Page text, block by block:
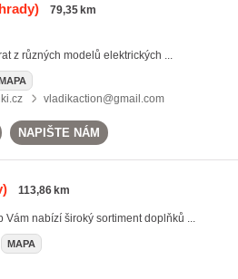
79,35 km
z různých modelů elektrických ...
vladikaction@gmail.com
NAPIŠTE NÁM
113,86 km
Vám nabízí široký sortiment doplňků ...
MAPA